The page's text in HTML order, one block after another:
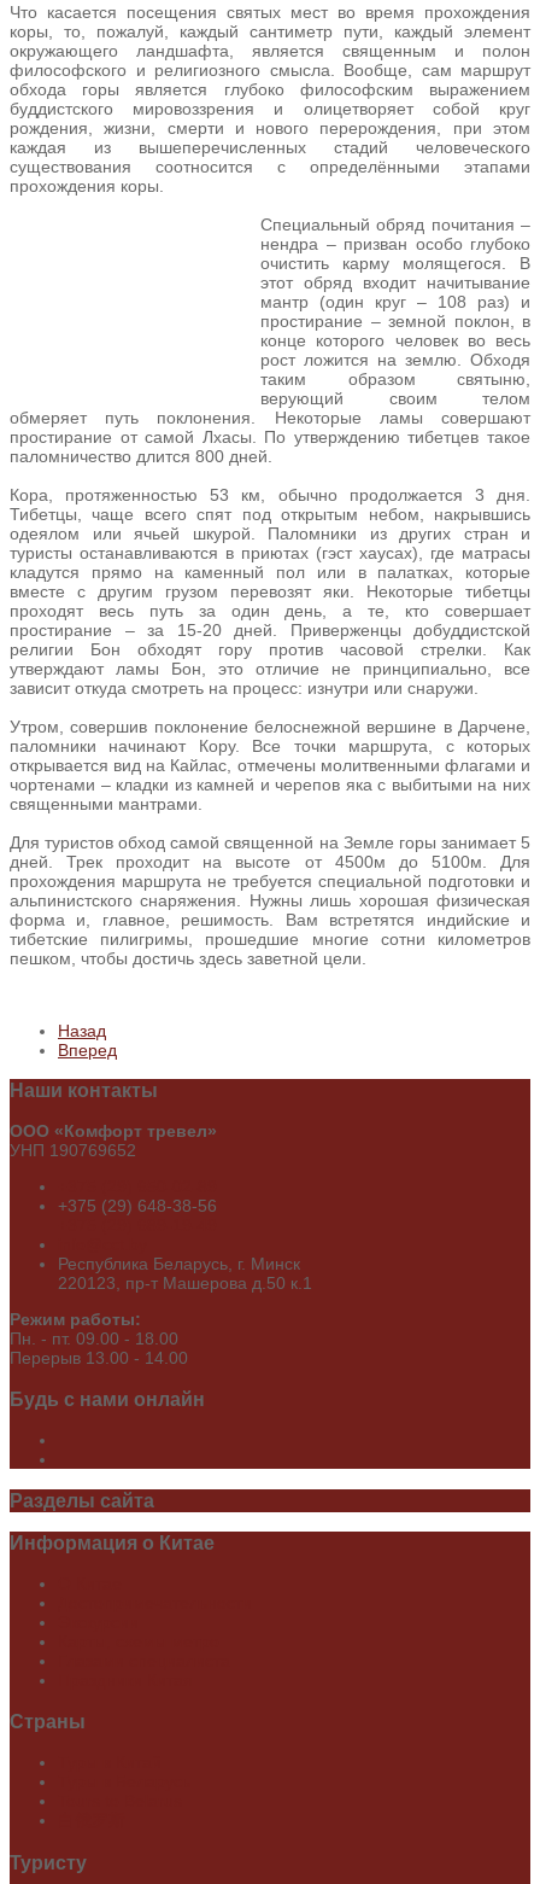
Что касается посещения святых мест во время прохождения
коры, то, пожалуй, каждый сантиметр пути, каждый элемент
окружающего ландшафта, является священным и полон
философского и религиозного смысла. Вообще, сам маршрут
обхода горы является глубоко философским выражением
буддистского мировоззрения и олицетворяет собой круг
рождения, жизни, смерти и нового перерождения, при этом
каждая из вышеперечисленных стадий человеческого
существования соотносится с определёнными этапами
прохождения коры.
Специальный обряд почитания –
нендра – призван особо глубоко
очистить карму молящегося. В
этот обряд входит начитывание
мантр (один круг – 108 раз) и
простирание – земной поклон, в
конце которого человек во весь
рост ложится на землю. Обходя
таким образом святыню,
верующий своим телом
обмеряет путь поклонения. Некоторые ламы совершают
простирание от самой Лхасы. По утверждению тибетцев такое
паломничество длится 800 дней.
Кора, протяженностью 53 км, обычно продолжается 3 дня.
Тибетцы, чаще всего спят под открытым небом, накрывшись
одеялом или ячьей шкурой. Паломники из других стран и
туристы останавливаются в приютах (гэст хаусах), где матрасы
кладутся прямо на каменный пол или в палатках, которые
вместе с другим грузом перевозят яки. Некоторые тибетцы
проходят весь путь за один день, а те, кто совершает
простирание – за 15-20 дней. Приверженцы добуддистской
религии Бон обходят гору против часовой стрелки. Как
утверждают ламы Бон, это отличие не принципиально, все
зависит откуда смотреть на процесс: изнутри или снаружи.
Утром, совершив поклонение белоснежной вершине в Дарчене,
паломники начинают Кору. Все точки маршрута, с которых
открывается вид на Кайлас, отмечены молитвенными флагами и
чортенами – кладки из камней и черепов яка с выбитыми на них
священными мантрами.
Для туристов обход самой священной на Земле горы занимает 5
дней. Трек проходит на высоте от 4500м до 5100м. Для
прохождения маршрута не требуется специальной подготовки и
альпинистского снаряжения. Нужны лишь хорошая физическая
форма и, главное, решимость. Вам встретятся индийские и
тибетские пилигримы, прошедшие многие сотни километров
пешком, чтобы достичь здесь заветной цели.
Назад
Вперед
Наши контакты
ООО «Комфорт тревел»
УНП 190769652
+375 (29) 648-38-56
Республика Беларусь, г. Минск
220123, пр-т Машерова д.50 к.1
Режим работы:
Пн. - пт. 09.00 - 18.00
Перерыв 13.00 - 14.00
Будь с нами онлайн
Разделы сайта
Информация о Китае
Страны
Туристу